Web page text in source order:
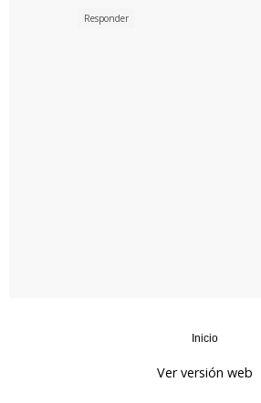
Responder
Inicio
Ver versión web